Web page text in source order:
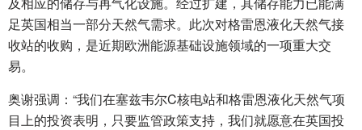
足英国相当一部分天然气需求。此次对格雷恩液化天然气接
收站的收购，是近期欧洲能源基础设施领域的一项重大交
易。
奥谢强调：“我们在塞兹韦尔C核电站和格雷恩液化天然气项
目上的投资表明，只要监管政策支持，我们就愿意在英国投